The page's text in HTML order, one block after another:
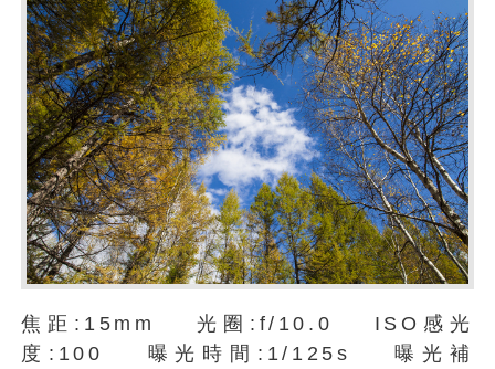
焦距:15mm 光圈:f/10.0 ISO感光
度:100 曝光時間:1/125s 曝光補